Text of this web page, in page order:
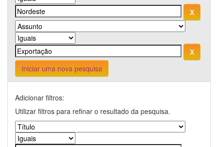
Iniciar uma nova pesquisa
Adicionar filtros:
Utilizar filtros para refinar o resultado da pesquisa.